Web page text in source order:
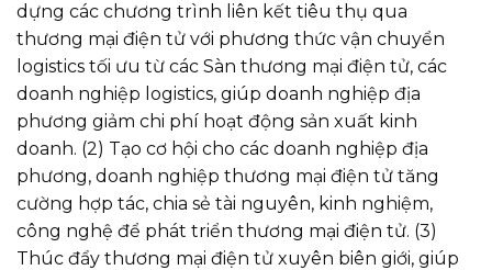
dựng các chương trình liên kết tiêu thụ qua
thương mại điện tử với phương thức vận chuyển
logistics tối ưu từ các Sàn thương mại điện tử, các
doanh nghiệp logistics, giúp doanh nghiệp địa
phương giảm chi phí hoạt động sản xuất kinh
doanh. (2) Tạo cơ hội cho các doanh nghiệp địa
phương, doanh nghiệp thương mại điện tử tăng
cường hợp tác, chia sẻ tài nguyên, kinh nghiệm,
công nghệ để phát triển thương mại điện tử. (3)
Thúc đẩy thương mại điện tử xuyên biên giới, giúp